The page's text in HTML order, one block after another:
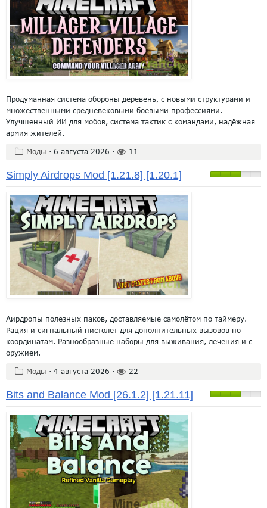
Продуманная система обороны деревень, с новыми структурами и
множественными средневековыми боевыми профессиями.
Улучшенный ИИ для мобов, система тактик с командами, надёжная
армия жителей.
Моды · 6 августа 2026 · 11
Simply Airdrops Mod [1.21.8] [1.20.1]
Аирдропы полезных паков, доставляемые самолётом по таймеру.
Рация и сигнальный пистолет для дополнительных вызовов по
координатам. Разнообразные наборы для выживания, лечения и с
оружием.
Моды · 4 августа 2026 · 22
Bits and Balance Mod [26.1.2] [1.21.11]